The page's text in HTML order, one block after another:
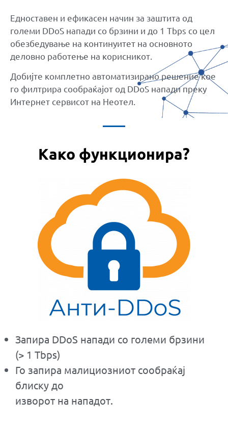
Едноставен и ефикасен начин за заштита од
големи DDoS напади со брзини и до 1 Tbps со цел
обезбедување на континуитет на основното
деловно работење на корисникот.
Добијте комплетно автоматизирано решение кое
го филтрира сообраќајот од DDoS напади преку
Интернет сервисот на Неотел.
Како функционира?
Запира DDoS напади со големи брзини
(> 1 Tbps)
Го запира малициозниот сообраќај
блиску до
изворот на нападот.